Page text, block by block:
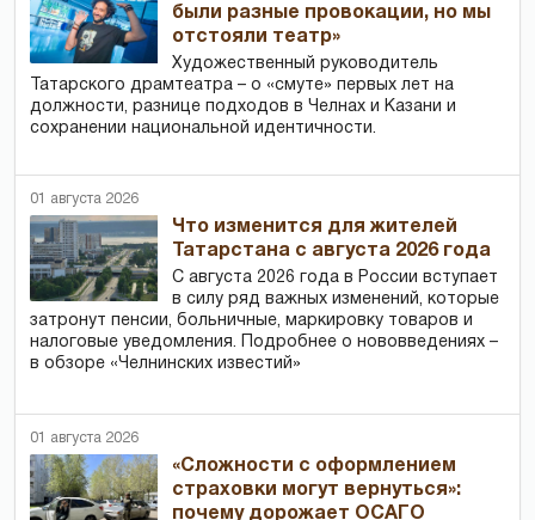
были разные провокации, но мы
отстояли театр»
Художественный руководитель
Татарского драмтеатра – о «смуте» первых лет на
должности, разнице подходов в Челнах и Казани и
сохранении национальной идентичности.
01 августа 2026
Что изменится для жителей
Татарстана с августа 2026 года
С августа 2026 года в России вступает
в силу ряд важных изменений, которые
затронут пенсии, больничные, маркировку товаров и
налоговые уведомления. Подробнее о нововведениях –
в обзоре «Челнинских известий»
01 августа 2026
«Сложности с оформлением
страховки могут вернуться»:
почему дорожает ОСАГО